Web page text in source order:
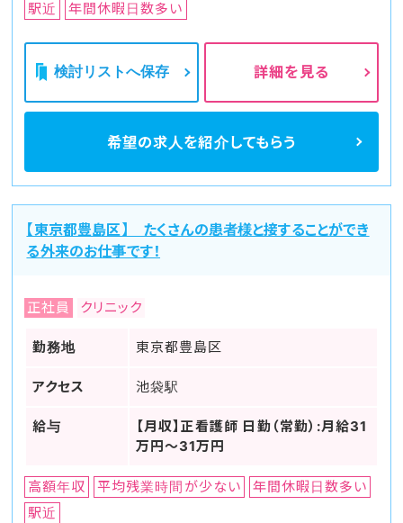
駅近 年間休暇日数多い
検討リストへ保存 詳細を見る
希望の求人を紹介してもらう
【東京都豊島区】 たくさんの患者様と接することができ
る外来のお仕事です！
正社員 クリニック
勤務地 東京都豊島区
アクセス 池袋駅
給与
【月収】正看護師 日勤（常勤）:月給31
万円～31万円
高額年収 平均残業時間が少ない
年間休暇日数多い
駅近